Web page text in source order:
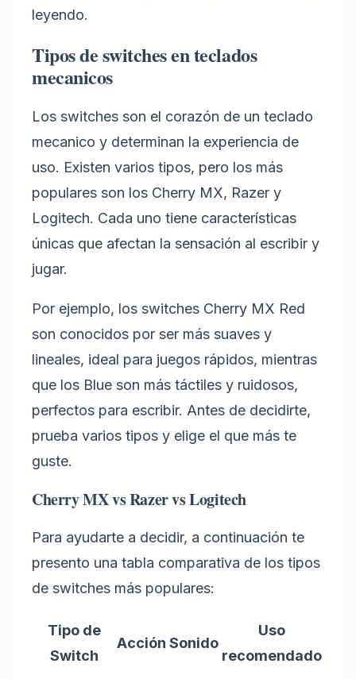
leyendo.
Tipos de switches en teclados
mecanicos
Los switches son el corazón de un teclado
mecanico y determinan la experiencia de
uso. Existen varios tipos, pero los más
populares son los Cherry MX, Razer y
Logitech. Cada uno tiene características
únicas que afectan la sensación al escribir y
jugar.
Por ejemplo, los switches Cherry MX Red
son conocidos por ser más suaves y
lineales, ideal para juegos rápidos, mientras
que los Blue son más táctiles y ruidosos,
perfectos para escribir. Antes de decidirte,
prueba varios tipos y elige el que más te
guste.
Cherry MX vs Razer vs Logitech
Para ayudarte a decidir, a continuación te
presento una tabla comparativa de los tipos
de switches más populares:
Tipo de
Switch
Acción Sonido
Uso
recomendado